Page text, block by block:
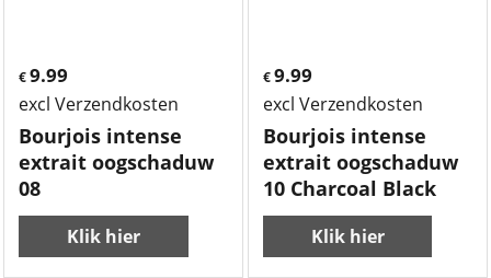
€ 9.99
excl Verzendkosten
Bourjois intense
extrait oogschaduw
08
Klik hier
€9.99
excl Verzendkosten
Bourjois intense
extrait oogschaduw
10 Charcoal Black
Klik hier